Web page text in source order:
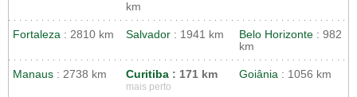
km
Fortaleza : 2810 km Salvador : 1941 km Belo Horizonte : 982
km
Manaus : 2738 km Curitiba : 171 km
mais perto
Goiânia : 1056 km